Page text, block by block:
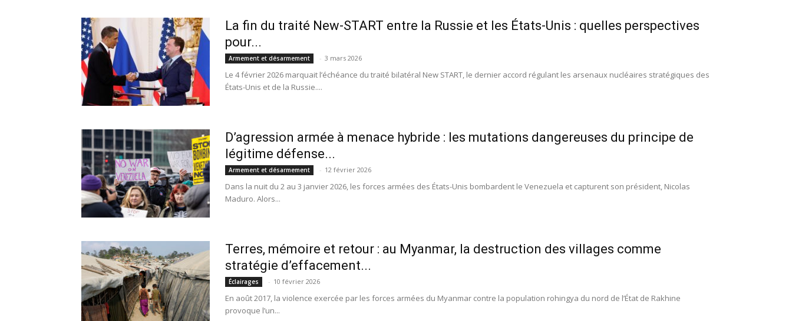
La fin du traité New-START entre la Russie et les États-Unis : quelles perspectives
pour...
Armement et désarmement - 3 mars 2026
Le 4 février 2026 marquait l’échéance du traité bilatéral New START, le dernier accord régulant les arsenaux nucléaires stratégiques des
États-Unis et de la Russie....
D’agression armée à menace hybride : les mutations dangereuses du principe de
légitime défense...
Armement et désarmement - 12 février 2026
Dans la nuit du 2 au 3 janvier 2026, les forces armées des États-Unis bombardent le Venezuela et capturent son président, Nicolas
Maduro. Alors...
Terres, mémoire et retour : au Myanmar, la destruction des villages comme
stratégie d’effacement...
Éclairages - 10 février 2026
En août 2017, la violence exercée par les forces armées du Myanmar contre la population rohingya du nord de l’État de Rakhine
provoque l’un...